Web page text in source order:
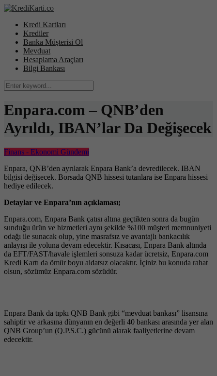
Kredi Kartları
Krediler
Banka Müşterisi Ol
Mevduat
Hesaplama Araçları
Bilgi Bankası
Enpara.com – QNB’den
Ayrıldı, IBAN’lar Da Değişecek
Finans - Ekonomi Gündemi
Enpara, QNB’den ayrılarak Enpara Bank’a devredilecek. IBAN
bilgisi değişecek. Borsada QNB hissesi tutanlara ise Enpara hissesi
hediye edilecek.
Detaylar ve Enpara’nın açıklaması;
Enpara​.com, Enpara Bank çatısı altına geçtikten sonra da bugün
sunduğu ürün ve hizmetleri aynı şekilde %100 müşteri memnuniyeti
odağı ile sunacak olup, yine masrafsız ve avantajlı bankacılık
anlayışı ile yoluna devam edecektir. Kısacası, Enpara Bank altında
da EFT/FAST/havale işlemleri sonsuza kadar ücretsiz, Enpara.com
Kredi Kartı da ömür boyu aidatsız olacaktır. İçiniz bu konuda rahat
olsun, sözümüz Enpara.com sözüdür.
Enpara Bank da tıpkı QNB Bank gibi “mevduat bankası” lisansına
sahiptir ve arkasına dünyanın en değerli 40 bankası arasında yer alan
QNB Group’un (Q.P.S.C.) gücünü alarak faaliyetlerine devam
edecektir.